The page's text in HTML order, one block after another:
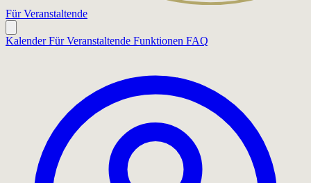
Für Veranstaltende
Kalender Für Veranstaltende Funktionen FAQ